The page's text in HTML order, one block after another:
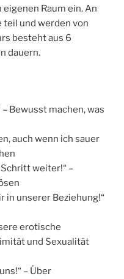
Raum ein. An
teil und werden von
besteht aus 6
dauern.
Bewusst machen, was
auch wenn ich sauer
weiter!“ –
in unserer Beziehung!“
erotische
und Sexualität
– Über